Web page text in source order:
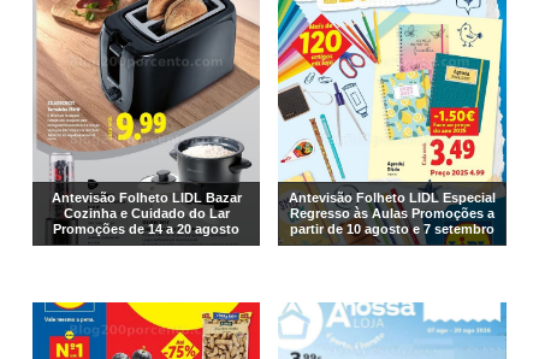
Antevisão Folheto LIDL Bazar
Cozinha e Cuidado do Lar
Promoções de 14 a 20 agosto
Antevisão Folheto LIDL Especial
Regresso às Aulas Promoções a
partir de 10 agosto e 7 setembro